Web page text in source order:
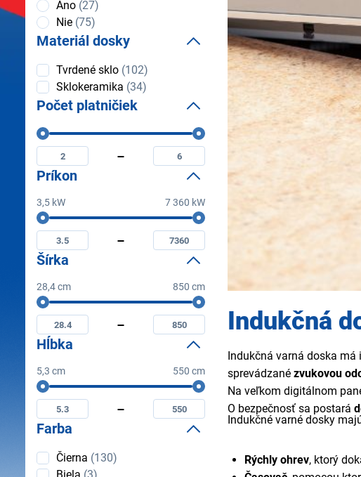
Indukčná
Indukčná varná doska
sprevádzané zvukovou
Na veľkom digitálnom
O bezpečnosť sa postará
Indukčné varné dosky
Rýchly ohrev, ktorý
Integrovaný
odsávač
pár
Áno (27)
Nie (75)
Materiál dosky
Materiál
dosky
Tvrdené sklo (102)
Sklokeramika (34)
Počet platničiek
Počet
platničiek
Minimální
počet
platničiek
Maximální
počet
platničiek
Príkon
3,5 kW 7 360 kW
Príkon
Minimální
príkon
Maximální
príkon
Šírka
28,4 cm 850 cm
Šírka
Minimální
šírka
Maximální
šírka
Hĺbka
5,3 cm 550 cm
Hĺbka
Minimální
hĺbka
Maximální
hĺbka
Farba
FarbaČierna (130)